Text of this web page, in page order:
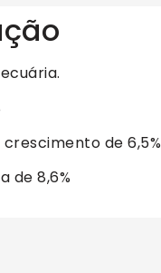
de 6,5%
de 8,6%